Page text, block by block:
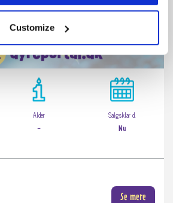
Customize
Alder
-
Salgsklar d.
Nu
Se mere